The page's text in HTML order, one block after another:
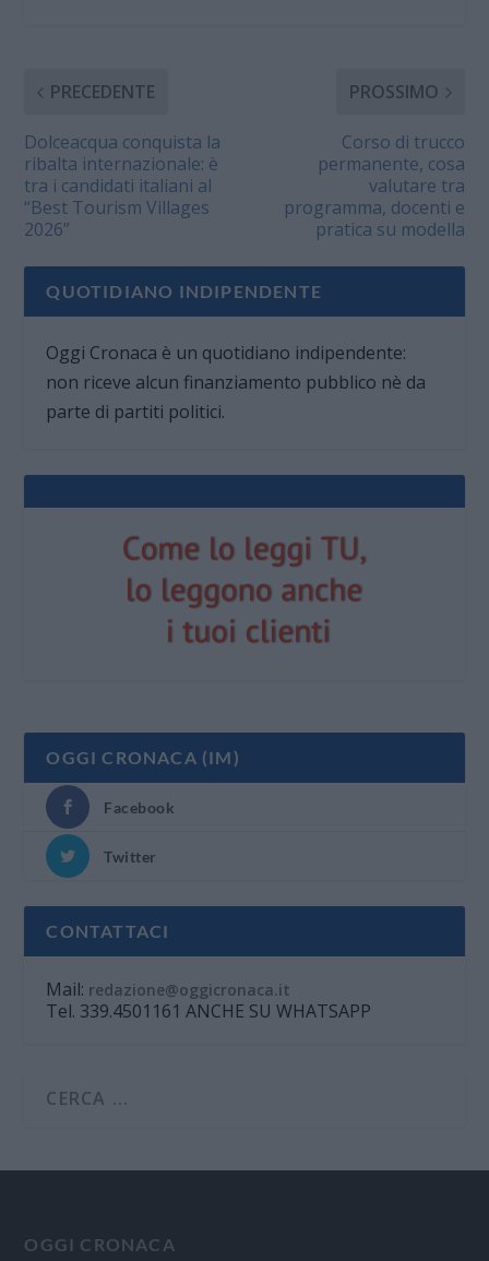
PRECEDENTE
Dolceacqua conquista la
ribalta internazionale: è
tra i candidati italiani al
“Best Tourism Villages
2026”
PROSSIMO
Corso di trucco
permanente, cosa
valutare tra
programma, docenti e
pratica su modella
QUOTIDIANO INDIPENDENTE
Oggi Cronaca è un quotidiano indipendente:
non riceve alcun finanziamento pubblico nè da
parte di partiti politici.
OGGI CRONACA (IM)
Facebook
Twitter
CONTATTACI
Mail: redazione@oggicronaca.it
Tel. 339.4501161 ANCHE SU WHATSAPP
OGGI CRONACA